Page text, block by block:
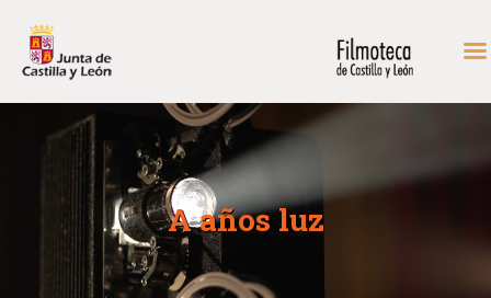
A años luz
INICIO
FONDOS DE CONSULTA
PROGRAMACIÓN
EXPOSICIONES
DIDÁCTICA